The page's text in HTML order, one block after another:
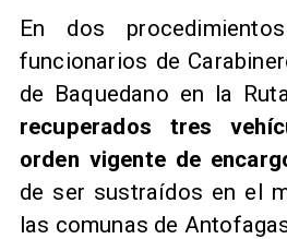
En dos
funcionarios de
de Baquedano en la
recuperados tres
orden vigente de
de ser sustraídos en el
las comunas de